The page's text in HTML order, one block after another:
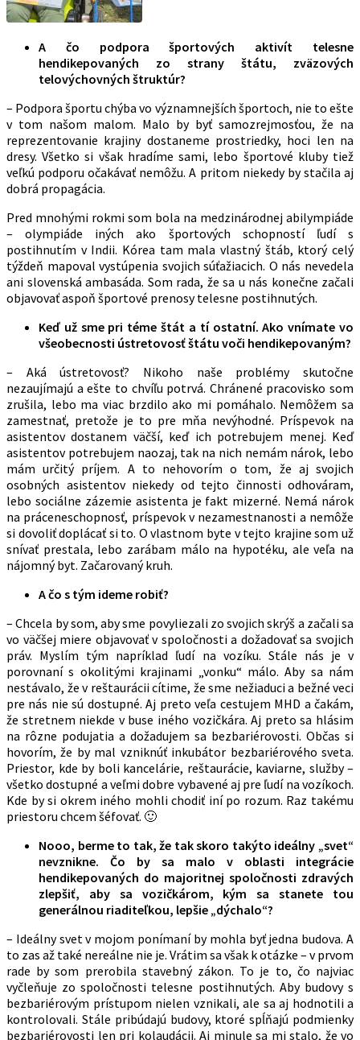
A čo podpora športových aktivít telesne
hendikepovaných zo strany štátu, zväzových
telovýchovných štruktúr?
– Podpora športu chýba vo významnejších športoch, nie to ešte
v tom našom malom. Malo by byť samozrejmosťou, že na
reprezentovanie krajiny dostaneme prostriedky, hoci len na
dresy. Všetko si však hradíme sami, lebo športové kluby tiež
veľkú podporu očakávať nemôžu. A pritom niekedy by stačila aj
dobrá propagácia.
Pred mnohými rokmi som bola na medzinárodnej abilympiáde
– olympiáde iných ako športových schopností ľudí s
postihnutím v Indii. Kórea tam mala vlastný štáb, ktorý celý
týždeň mapoval vystúpenia svojich súťažiacich. O nás nevedela
ani slovenská ambasáda. Som rada, že sa u nás konečne začali
objavovať aspoň športové prenosy telesne postihnutých.
Keď už sme pri téme štát a tí ostatní. Ako vnímate vo
všeobecnosti ústretovosť štátu voči hendikepovaným?
– Aká ústretovosť? Nikoho naše problémy skutočne
nezaujímajú a ešte to chvíľu potrvá. Chránené pracovisko som
zrušila, lebo ma viac brzdilo ako mi pomáhalo. Nemôžem sa
zamestnať, pretože je to pre mňa nevýhodné. Príspevok na
asistentov dostanem väčší, keď ich potrebujem menej. Keď
asistentov potrebujem naozaj, tak na nich nemám nárok, lebo
mám určitý príjem. A to nehovorím o tom, že aj svojich
osobných asistentov niekedy od tejto činnosti odhováram,
lebo sociálne zázemie asistenta je fakt mizerné. Nemá nárok
na práceneschopnosť, príspevok v nezamestnanosti a nemôže
si dovoliť doplácať si to. O vlastnom byte v tejto krajine som už
snívať prestala, lebo zarábam málo na hypotéku, ale veľa na
nájomný byt. Začarovaný kruh.
A čo s tým ideme robiť?
– Chcela by som, aby sme povyliezali zo svojich skrýš a začali sa
vo väčšej miere objavovať v spoločnosti a dožadovať sa svojich
práv. Myslím tým napríklad ľudí na vozíku. Stále nás je v
porovnaní s okolitými krajinami „vonku“ málo. Aby sa nám
nestávalo, že v reštaurácii cítime, že sme nežiaduci a bežné veci
pre nás nie sú dostupné. Aj preto veľa cestujem MHD a čakám,
že stretnem niekde v buse iného vozičkára. Aj preto sa hlásim
na rôzne podujatia a dožadujem sa bezbariérovosti. Občas si
hovorím, že by mal vzniknúť inkubátor bezbariérového sveta.
Priestor, kde by boli kancelárie, reštaurácie, kaviarne, služby –
všetko dostupné a veľmi dobre vybavené aj pre ľudí na vozíkoch.
Kde by si okrem iného mohli chodiť iní po rozum. Raz takému
priestoru chcem šéfovať. 🙂
Nooo, berme to tak, že tak skoro takýto ideálny „svet“
nevznikne. Čo by sa malo v oblasti integrácie
hendikepovaných do majoritnej spoločnosti zdravých
zlepšiť, aby sa vozičkárom, kým sa stanete tou
generálnou riaditeľkou, lepšie „dýchalo“?
– Ideálny svet v mojom ponímaní by mohla byť jedna budova. A
to zas až také nereálne nie je. Vrátim sa však k otázke – v prvom
rade by som prerobila stavebný zákon. To je to, čo najviac
vyčleňuje zo spoločnosti telesne postihnutých. Aby budovy s
bezbariérovým prístupom nielen vznikali, ale sa aj hodnotili a
kontrolovali. Stále pribúdajú budovy, ktoré spĺňajú podmienky
bezbariérovosti len pri kolaudácii. Aj minule sa mi stalo, že vo